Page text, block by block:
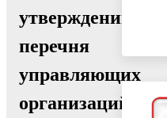
утверждении
перечня
управляющих
организаций